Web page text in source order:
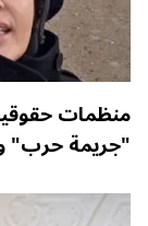
منظمات
"جريمة حرب"